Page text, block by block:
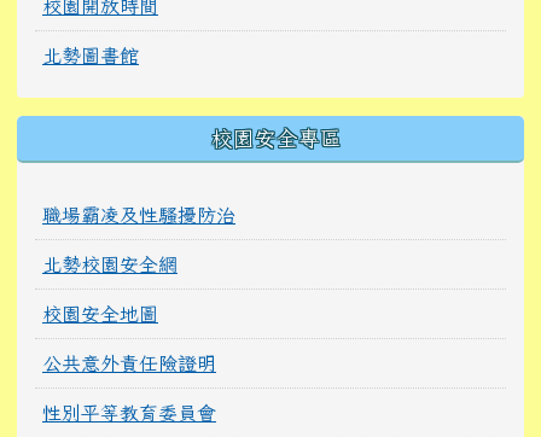
校園開放時間
北勢圖書館
校園安全專區
職場霸凌及性騷擾防治
北勢校園安全網
校園安全地圖
公共意外責任險證明
性別平等教育委員會